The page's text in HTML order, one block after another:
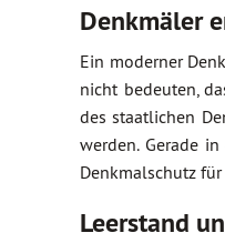
Denkmäler
Ein moderner
nicht bedeuten,
des staatlichen
werden. Gerade
Denkmalschutz
Leerstand